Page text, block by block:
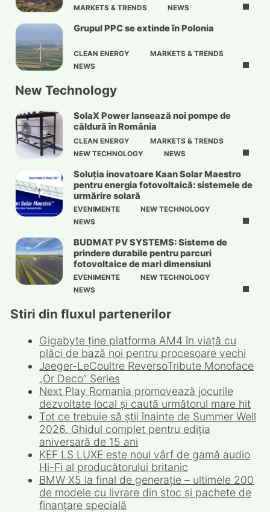
MARKETS & TRENDS NEWS
Grupul PPC se extinde în Polonia
CLEAN ENERGY
MARKETS & TRENDS
NEWS
New Technology
SolaX Power lansează noi pompe de
căldură în România
CLEAN ENERGY
MARKETS & TRENDS
NEW TECHNOLOGY
NEWS
Soluția inovatoare Kaan Solar Maestro
pentru energia fotovoltaică: sistemele de
urmărire solară
EVENIMENTE
NEW TECHNOLOGY
NEWS
BUDMAT PV SYSTEMS: Sisteme de
prindere durabile pentru parcuri
fotovoltaice de mari dimensiuni
EVENIMENTE
NEW TECHNOLOGY
NEWS
Stiri din fluxul partenerilor
Gigabyte ține platforma AM4 în viață cu
plăci de bază noi pentru procesoare vechi
Jaeger-LeCoultre ReversoTribute Monoface
„Or Deco” Series
Next Play Romania promovează jocurile
dezvoltate local și caută următorul mare hit
Tot ce trebuie să știi înainte de Summer Well
2026. Ghidul complet pentru ediția
aniversară de 15 ani
KEF LS LUXE este noul vârf de gamă audio
Hi-Fi al producătorului britanic
BMW X5 la final de generație – ultimele 200
de modele cu livrare din stoc și pachete de
finanțare specială